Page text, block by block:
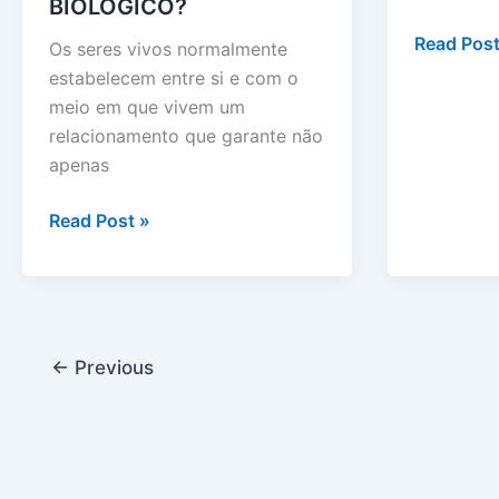
BIOLÓGICO?
Os seres vivos normalmente
estabelecem entre si e com o
meio em que vivem um
relacionamento que garante não
apenas
O
Read Post »
O
Read
← Previous